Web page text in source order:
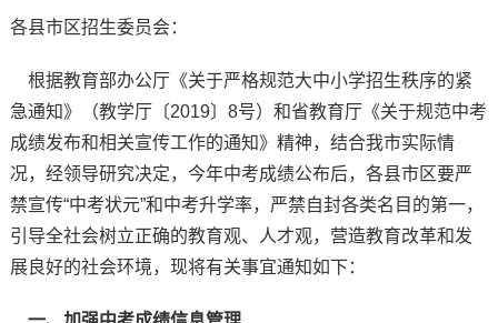
各县市区招生委员会：
根据教育部办公厅《关于严格规范大中小学招生秩序的紧
急通知》（教学厅〔2019〕8号）和省教育厅《关于规范中考
成绩发布和相关宣传工作的通知》精神，结合我市实际情
况，经领导研究决定，今年中考成绩公布后，各县市区要严
禁宣传“中考状元”和中考升学率，严禁自封各类名目的第一，
引导全社会树立正确的教育观、人才观，营造教育改革和发
展良好的社会环境，现将有关事宜通知如下：